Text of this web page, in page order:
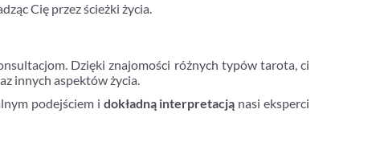
Cię przez ścieżki życia.
Dzięki znajomości różnych typów tarota, ci
innych aspektów życia.
podejściem i dokładną interpretacją nasi eksperci